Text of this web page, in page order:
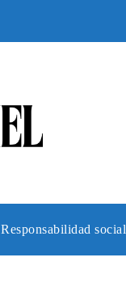
Responsabilidad social